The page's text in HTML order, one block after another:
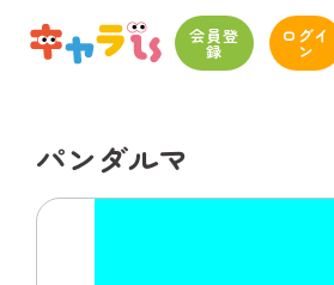
会員登
録
ログイ
ン
パンダルマ